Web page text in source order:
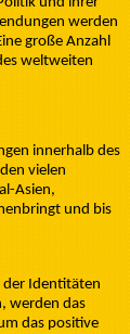
werden
große Anzahl
weltweiten
innerhalb des
vielen
Asien,
und bis
der Identitäten
werden das
das positive